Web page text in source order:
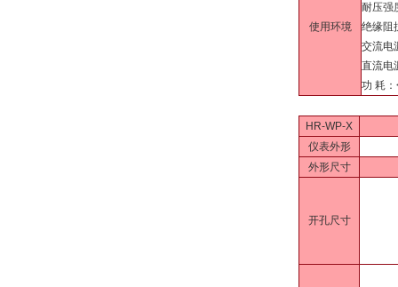
使用环境
耐压强
绝缘阻
交流电
直流电
功 耗
HR-WP-X
仪表外形
外形尺寸
开孔尺寸